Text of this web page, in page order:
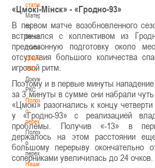
статистике
Материалы
по
баскетбольной
статистике
Документы
РКС
Документы
РКС
Положение
о
переходах
Положение
о
переходах
Наши
«Цмокі-Мінск» - «Гродно-93»
В первом матче возобновленного
встречался с коллективом из
предсезонную подготовку около
отсутствия большого количества
игровой ритм.
Поэтому и в первые минуты
за 3 минуты в сумме они набрали
«Цмокі» разогнались к концу
у «Гродно-93» с реализацией
проблемы. Получив «-13» в
держалось на этом расстоянии
большому перерыву окончательно
соперниками увеличилась до 24 очков.